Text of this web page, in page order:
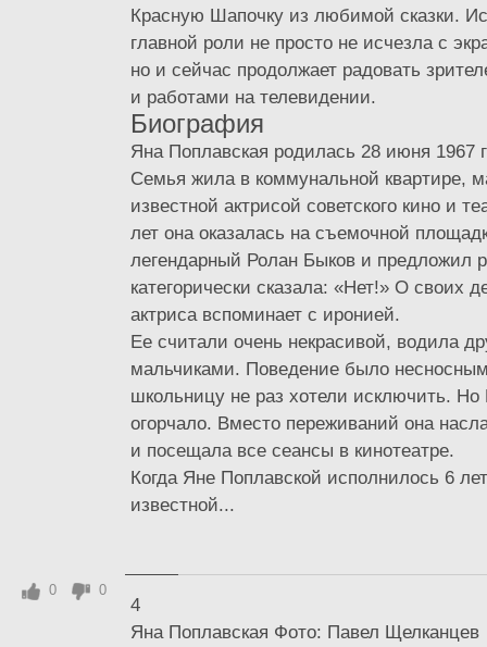
Красную Шапочку из любимой сказки.
главной роли не просто не исчезла с
но и сейчас продолжает радовать
и работами на телевидении.
Биография
Яна Поплавская родилась 28 июня 1967
Семья жила в коммунальной квартире,
известной актрисой советского кино и
лет она оказалась на съемочной
легендарный Ролан Быков и предложил
категорически сказала: «Нет!» О своих
актриса вспоминает с иронией.
Ее считали очень некрасивой, водила
мальчиками. Поведение было
школьницу не раз хотели исключить. Но
огорчало. Вместо переживаний она
и посещала все сеансы в кинотеатре.
Когда Яне Поплавской исполнилось 6
известной...
4
Яна Поплавская Фото: Павел Щелканцев
0 0